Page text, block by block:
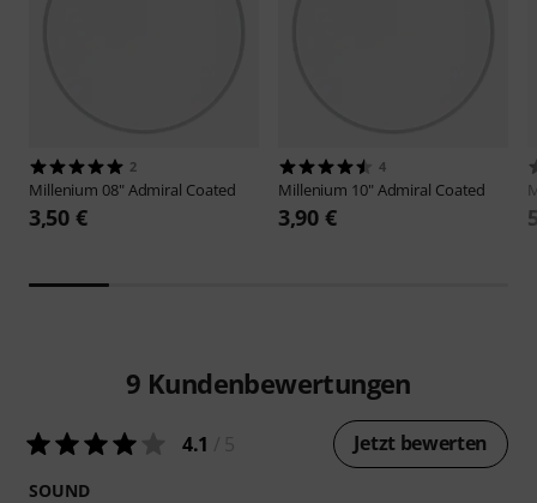
2
Millenium 08" Admiral Coated
3,50 €
4
Millenium 10" Admiral Coated
3,90 €
9 Kundenbewertungen
4.1 Jetzt bewerten
SOUND